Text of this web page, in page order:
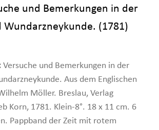
und Bemerkungen in der
Wundarzneykunde. (1781)
Versuche und Bemerkungen in der
Aus dem Englischen
Möller. Breslau, Verlag
Korn, 1781. Klein-8°. 18 x 11 cm. 6
Pappband der Zeit mit rotem